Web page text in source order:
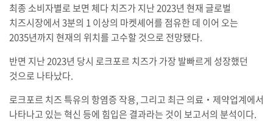
최종 소비자별로 보면 체다 치즈가 지난 2023년 현재 글로벌
치즈시장에서 3분의 1 이상의 마켓셰어를 점유한 데 이어 오는
2035년까지 현재의 위치를 고수할 것으로 전망됐다.
반면 지난 2023년 당시 로크포르 치즈가 가장 발빠르게 성장했던
것으로 나타났다.
로크포르 치즈 특유의 항염증 작용, 그리고 최근 의료‧제약업계에서
나타나고 있는 혁신 등에 힘입은 결과라는 것이 보고서의 분석이다.